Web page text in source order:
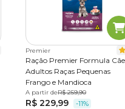
Premier
Ração Premier Formula
Adultos Raças Pequenas
Frango e Mandioca
1 kg 2,5 kg 15 kg
A partir deR$ 259,90
R$ 229,99 -11%